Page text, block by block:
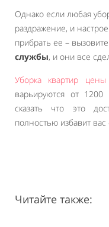
Однако если любая
раздражение, и
прибрать ее –
службы, и они все
Уборка квартир цены
варьируются от
сказать что это
полностью избавит вас
Читайте также: